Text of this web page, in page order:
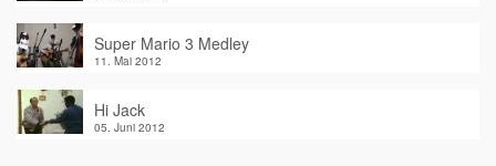
Super Mario 3 Medley
11. Mai 2012
Hi Jack
05. Juni 2012